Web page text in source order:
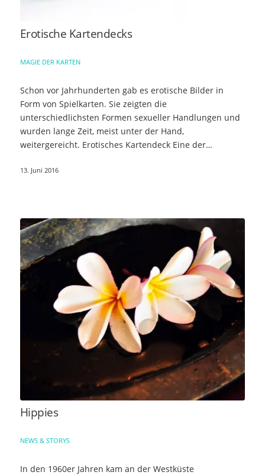
Erotische Kartendecks
MAGIE DER KARTEN
Schon vor Jahrhunderten gab es erotische Bilder in
Form von Spielkarten. Sie zeigten die
unterschiedlichsten Formen sexueller Handlungen und
wurden lange Zeit, meist unter der Hand,
weitergereicht. Erotisches Kartendeck Eine der
13. Juni 2016
Hippies
NEWS & STORYS
In den 1960er Jahren kam an der Westküste